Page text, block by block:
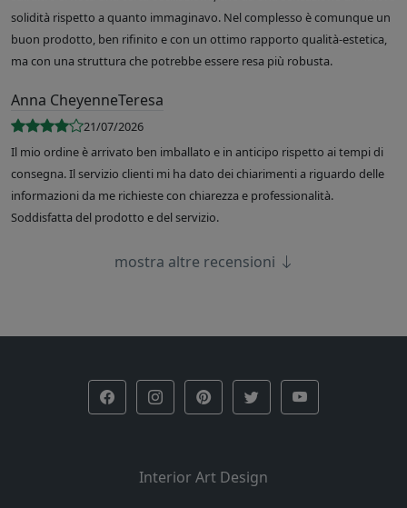
solidità rispetto a quanto immaginavo. Nel complesso è comunque un
buon prodotto, ben rifinito e con un ottimo rapporto qualità-estetica,
ma con una struttura che potrebbe essere resa più robusta.
Anna CheyenneTeresa
21/07/2026
Il mio ordine è arrivato ben imballato e in anticipo rispetto ai tempi di
consegna. Il servizio clienti mi ha dato dei chiarimenti a riguardo delle
informazioni da me richieste con chiarezza e professionalità.
Soddisfatta del prodotto e del servizio.
mostra altre recensioni
Interior Art Design